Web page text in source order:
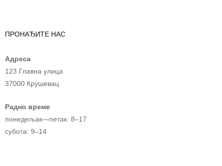
ПРОНАЂИТЕ НАС
Адреса
123 Главна улица
37000 Крушевац
Радно време
понедељак—петак: 8–17
субота: 9–14